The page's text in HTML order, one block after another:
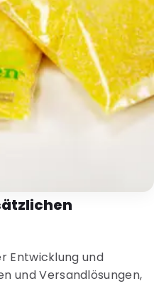
Entwicklung und
und Versandlösungen,